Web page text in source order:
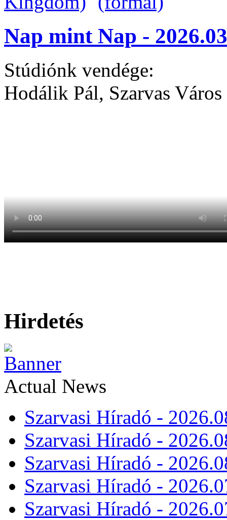
Nap mint Nap -
Stúdiónk vendége:
Hodálik Pál, Szarvas
Hirdetés
Actual News
Szarvasi Híradó -
Szarvasi Híradó -
Szarvasi Híradó -
Szarvasi Híradó -
Szarvasi Híradó -